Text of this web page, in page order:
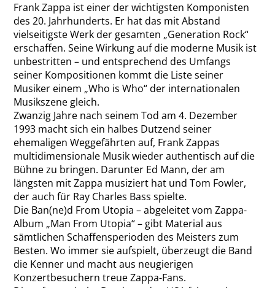
Frank Zappa ist einer der wichtigsten Komponisten
des 20. Jahrhunderts. Er hat das mit Abstand
vielseitigste Werk der gesamten „Generation Rock“
erschaffen. Seine Wirkung auf die moderne Musik ist
unbestritten – und entsprechend des Umfangs
seiner Kompositionen kommt die Liste seiner
Musiker einem „Who is Who“ der internationalen
Musikszene gleich.
Zwanzig Jahre nach seinem Tod am 4. Dezember
1993 macht sich ein halbes Dutzend seiner
ehemaligen Weggefährten auf, Frank Zappas
multidimensionale Musik wieder authentisch auf die
Bühne zu bringen. Darunter Ed Mann, der am
längsten mit Zappa musiziert hat und Tom Fowler,
der auch für Ray Charles Bass spielte.
Die Ban(ne)d From Utopia – abgeleitet vom Zappa-
Album „Man From Utopia“ – gibt Material aus
sämtlichen Schaffensperioden des Meisters zum
Besten. Wo immer sie aufspielt, überzeugt die Band
die Kenner und macht aus neugierigen
Konzertbesuchern treue Zappa-Fans.